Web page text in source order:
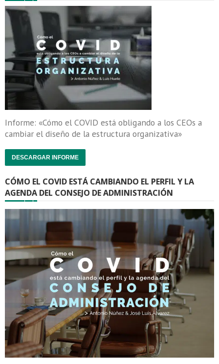
Informe: «Cómo el COVID está obligando a los CEOs a
cambiar el diseño de la estructura organizativa»
DESCARGAR INFORME
CÓMO EL COVID ESTÁ CAMBIANDO EL PERFIL Y LA
AGENDA DEL CONSEJO DE ADMINISTRACIÓN